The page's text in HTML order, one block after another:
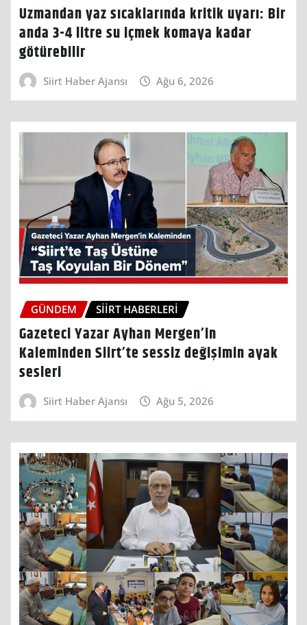
Uzmandan yaz sıcaklarında kritik uyarı: Bir
anda 3-4 litre su içmek komaya kadar
götürebilir
Siirt Haber Ajansı Ağu 6, 2026
GÜNDEM SIIRT HABERLERI
Gazeteci Yazar Ayhan Mergen’in
Kaleminden Siirt’te sessiz değişimin ayak
sesleri
Siirt Haber Ajansı Ağu 5, 2026